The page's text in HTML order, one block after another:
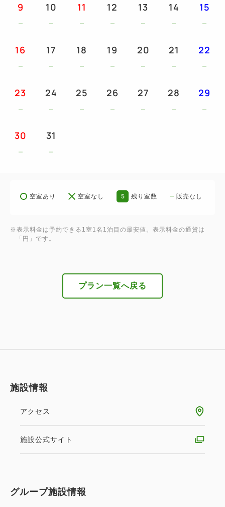
館券付。
大岩の洞窟につながる「岩風呂」、心地よい風を感じ
「杜乃湯」など、大小様々な露天風呂が点在していま
す。
・滞在中1度のみ入湯可能です。
・入湯に際してはチケットが必要です。
・温泉館へは園内周遊無料シャトルバス、もしくは自
家用車でのご移動が必要です。
【ご夕食】
宿泊施設からは園内の無料シャトルバス、もしくはお
囲炉裏コース“山海”
三木の自然の中で山と海の幸を昔ながらの囲炉裏で炙
・播州百日鶏
〇お子様のお食事ご提供について
9 10 11 12 13 14 15
16 17 18 19 20 21 22
23 24 25 26 27 28 29
30 31
空室あり 空室なし 5 残り室数 販売なし
※表示料金は予約できる1室1名1泊目の最安値。表示料金の通貨は
「円」です。
プラン一覧へ戻る
施設情報
アクセス
施設公式サイト
グループ施設情報